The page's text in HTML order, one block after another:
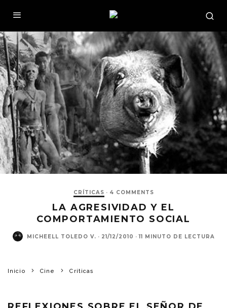
CRÍTICAS · 4 COMMENTS
LA AGRESIVIDAD Y EL
COMPORTAMIENTO SOCIAL
MICHEELL TOLEDO V. · 21/12/2010 · 11 MINUTO DE LECTURA
Inicio Cine Críticas